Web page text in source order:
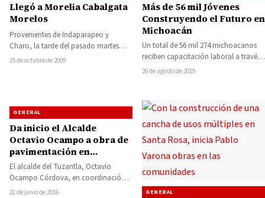
Llegó a Morelia Cabalgata
Morelos
Provenientes de Indaparapeo y
Charo, la tarde del pasado martes
más de un centenar de jinetes y sus…
25 de octubre de 2009
Más de 56 mil Jóvenes
Construyendo el Futuro en
Michoacán
Un total de 56 mil 274 michoacanos
reciben capacitación laboral a través
del programa Jóvenes Construyendo
26 de agosto de 2019
GENERAL
Da inicio el Alcalde
Octavio Ocampo a obra de
pavimentación en
Chirangangueo
El alcalde del Tuzantla, Octavio
Ocampo Córdova, en coordinación
con el diputado federal, Juan Antonio
21 de junio de 2016 GENERAL